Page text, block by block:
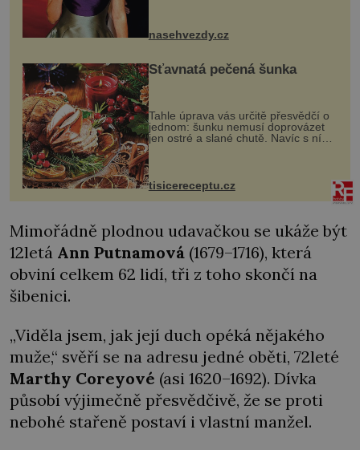
nasehvezdy.cz
Šťavnatá pečená šunka
Tahle úprava vás určitě přesvědčí o
jednom: šunku nemusí doprovázet
jen ostré a slané chutě. Navíc s ní
nakrmíte poměrně hodně hladových
krků. Ingredience sádlo 3 kg šunky
vcelku 3 stroužky česneku hl...
tisicereceptu.cz
Mimořádně plodnou udavačkou se ukáže být
12letá Ann Putnamová (1679–1716), která
obviní celkem 62 lidí, tři z toho skončí na
šibenici.
„Viděla jsem, jak její duch opéká nějakého
muže,“ svěří se na adresu jedné oběti, 72leté
Marthy Coreyové (asi 1620–1692). Dívka
působí výjimečně přesvědčivě, že se proti
nebohé stařeně postaví i vlastní manžel.